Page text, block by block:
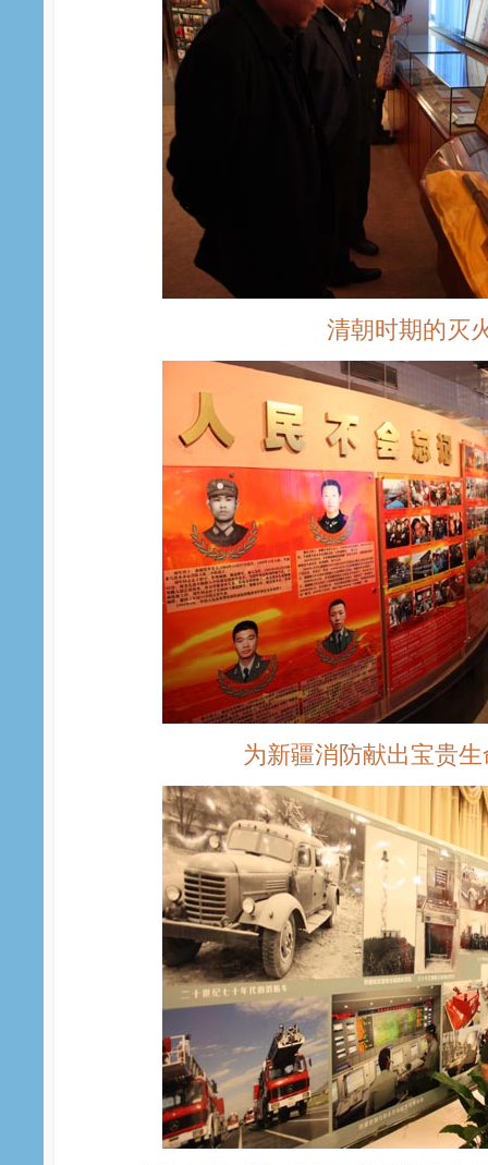
清朝时期的灭
为新疆消防献出宝贵